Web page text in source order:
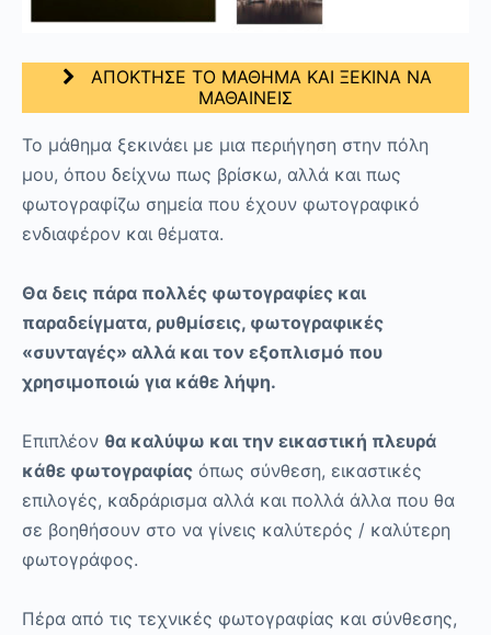
ΑΠΟΚΤΗΣΕ ΤΟ ΜΑΘΗΜΑ ΚΑΙ ΞΕΚΙΝΑ ΝΑ
ΜΑΘΑΙΝΕΙΣ
Το μάθημα ξεκινάει με μια περιήγηση στην πόλη
μου, όπου δείχνω πως βρίσκω, αλλά και πως
φωτογραφίζω σημεία που έχουν φωτογραφικό
ενδιαφέρον και θέματα.
Θα δεις πάρα πολλές φωτογραφίες και
παραδείγματα, ρυθμίσεις, φωτογραφικές
«συνταγές» αλλά και τον εξοπλισμό που
χρησιμοποιώ για κάθε λήψη.
Επιπλέον θα καλύψω και την εικαστική πλευρά
κάθε φωτογραφίας όπως σύνθεση, εικαστικές
επιλογές, καδράρισμα αλλά και πολλά άλλα που θα
σε βοηθήσουν στο να γίνεις καλύτερός / καλύτερη
φωτογράφος.
Πέρα από τις τεχνικές φωτογραφίας και σύνθεσης,